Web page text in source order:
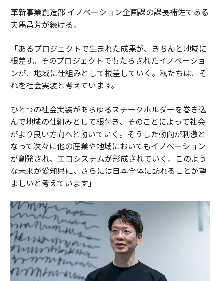
革新事業創造部 イノベーション企画課の課長補佐である
夫馬昌芳が続ける。
「あるプロジェクトで生まれた成果が、きちんと地域に
根差す。そのプロジェクトでもたらされたイノベーショ
ンが、地域に仕組みとして根差していく。私たちは、そ
れを社会実装と考えています。
ひとつの社会実装があらゆるステークホルダーを巻き込
んで地域の仕組みとして根付き、そのことによって社会
がより良い方向へと動いていく。そうした動向が刺激と
なって次々に他の産業や地域においてもイノベーション
が創発され、エコシステムが形成されていく。このよう
な未来が愛知県に、さらには日本全体に訪れることが望
ましいと考えています」